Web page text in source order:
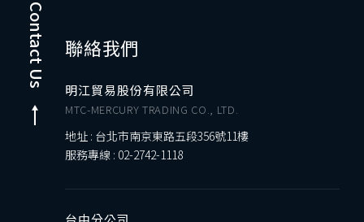
Contact Us 聯絡我們
明江貿易股份有限公司
MTC-MERCURY TRADING CO., LTD.
地址 : 台北市南京東路五段356號11樓
服務專線 : 02-2742-1118